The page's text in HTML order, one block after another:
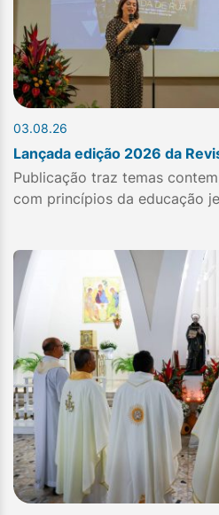
03.08.26
Lançada edição 2026 da
Publicação traz temas
com princípios da